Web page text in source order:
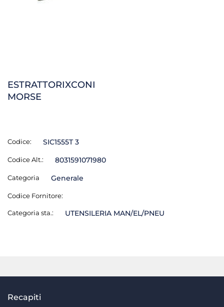
ESTRATTORIXCONI
MORSE
Codice: SIC1555T 3
Codice Alt.: 8031591071980
Categoria Generale
Codice Fornitore:
Categoria sta.: UTENSILERIA MAN/EL/PNEU
Recapiti